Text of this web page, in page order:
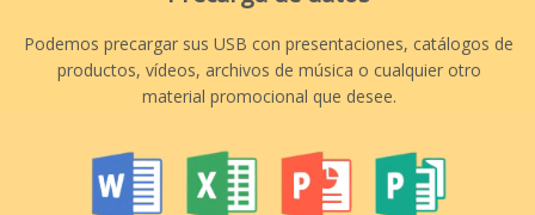
Podemos precargar sus USB con presentaciones, catálogos de
productos, vídeos, archivos de música o cualquier otro
material promocional que desee.